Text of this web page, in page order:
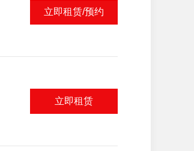
立即租赁/预约
立即租赁